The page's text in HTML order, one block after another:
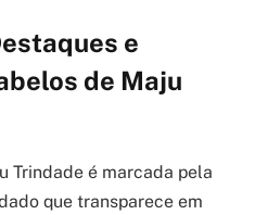
e
de Maju
Trindade é marcada pela
que transparece em